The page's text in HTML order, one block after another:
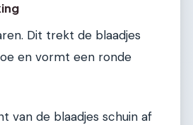
Dit trekt de blaadjes
en vormt een ronde
van de blaadjes schuin af